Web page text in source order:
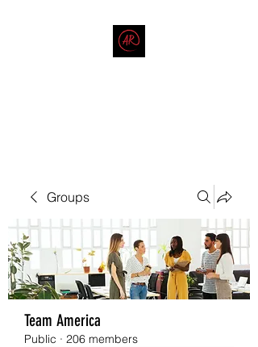
Groups
Team America
Public · 206 members